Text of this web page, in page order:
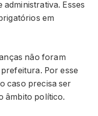
administrativa. Esses
em
não foram
Por esse
caso precisa ser
âmbito político.